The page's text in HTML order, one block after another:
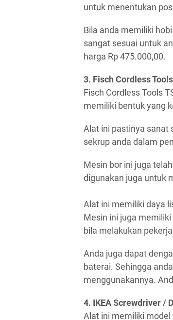
untuk menentukan
Bila anda memiliki
sangat sesuai untuk
harga Rp 475.000,00.
3. Fisch Cordless
Fisch Cordless Tools
memiliki bentuk yang
Alat ini pastinya sanat
sekrup anda dalam
Mesin bor ini juga
digunakan juga untuk
Alat ini memiliki daya
Mesin ini juga
bila melakukan
Anda juga dapat
baterai. Sehingga
menggunakannya.
4. IKEA Screwdriver /
Alat ini memiliki